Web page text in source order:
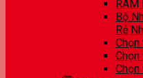
RAM
Bộ
Rẻ
Chọn
Chọn